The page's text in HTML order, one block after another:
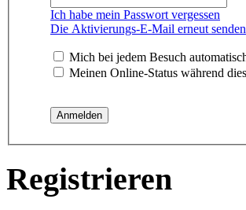
Ich habe mein Passwort vergessen
Die Aktivierungs-E-Mail erneut senden
Mich bei jedem Besuch
Meinen Online-Status während
Registrieren